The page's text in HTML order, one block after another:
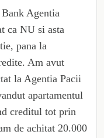
Agentia
ca NU si asta
pana la
Am avut
la Agentia Pacii
apartamentul
creditul tot prin
de achitat 20.000